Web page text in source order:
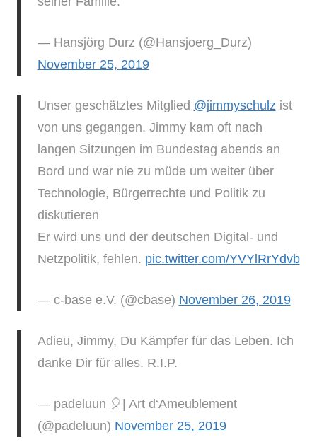
— Hansjörg Durz (@Hansjoerg_Durz)
November 25, 2019
Unser geschätztes Mitglied @jimmyschulz ist
von uns gegangen. Jimmy kam oft nach
langen Sitzungen im Bundestag abends an
Bord und war nie zu müde um weiter über
Technologie, Bürgerrechte und Politik zu
diskutieren
Er wird uns und der deutschen Digital- und
Netzpolitik, fehlen. pic.twitter.com/YVYlRrYdvb
— c-base e.V. (@cbase) November 26, 2019
Adieu, Jimmy, Du Kämpfer für das Leben. Ich
danke Dir für alles. R.I.P.
— padeluun 🎈| Art d‘Ameublement
(@padeluun) November 25, 2019